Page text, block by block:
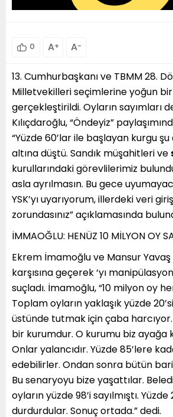
0 A+ A-
13. Cumhurbaşkanı ve TBMM 28.
Milletvekilleri seçimlerine yoğun bir
gerçekleştirildi. Oyların sayımları
Kılıçdaroğlu, “Öndeyiz”
“Yüzde 60’lar ile başlayan kurgu şu
altına düştü. Sandık müşahitleri ve
kurullarındaki görevlilerimiz
asla ayrılmasın. Bu gece
YSK’yı uyarıyorum, illerdeki veri
zorundasınız” açıklamasında
İMMAOĞLU: HENÜZ 10 MİLYON OY
Ekrem İmamoğlu ve Mansur
karşısına geçerek ‘yı
suçladı. İmamoğlu, “10 milyon oy
Toplam oyların yaklaşık yüzde
üstünde tutmak için çaba
bir kurumdur. O kurumu biz ayağa
Onlar yalancıdır. Yüzde 85’lere
edebilirler. Ondan sonra bütün
Bu senaryoyu bize yaşattılar.
oyların yüzde 98’i sayılmıştı. Yüzde
durdurdular. Sonuç ortada.” dedi.